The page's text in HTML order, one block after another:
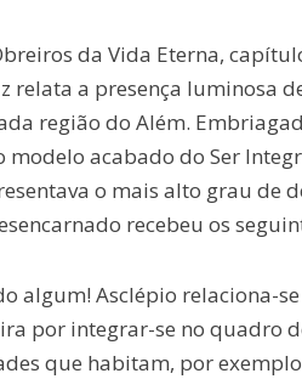
da Vida Eterna,
relata a presença luminosa
região do Além.
modelo acabado do Ser
o mais alto grau de
recebeu os
algum! Asclépio relaciona-
por integrar-se no quadro
que habitam, por